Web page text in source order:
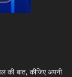
की बात, कीजिए अपनी